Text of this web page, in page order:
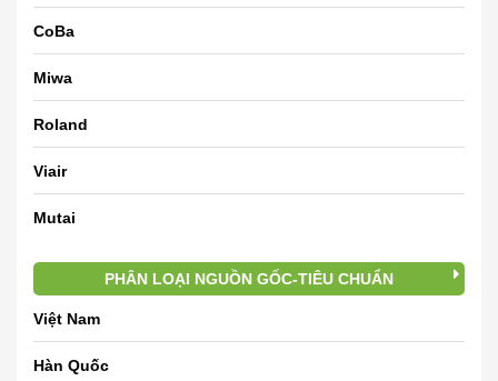
CoBa
Miwa
Roland
Viair
Mutai
PHÂN LOẠI NGUỒN GỐC-TIÊU CHUẨN
Việt Nam
Hàn Quốc